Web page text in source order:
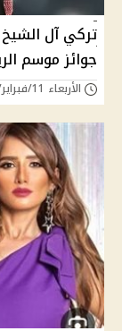
جوائز موسم
الأربعاء 11/فبراير/2026 - 05:00 ص